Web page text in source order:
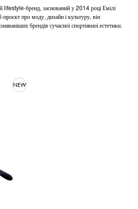
бренд, заснований у 2014 році Емілі
про моду, дизайн і культуру, він
брендів сучасної спортивної естетики.
NEW